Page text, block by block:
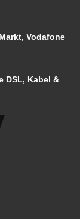
Vodafone
DSL, Kabel &